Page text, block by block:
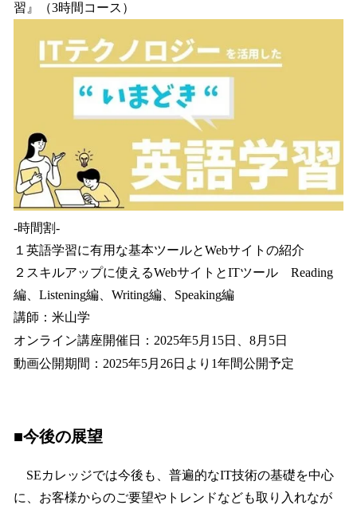
習』（3時間コース）
-時間割-
１英語学習に有用な基本ツールとWebサイトの紹介
２スキルアップに使えるWebサイトとITツール Reading
編、Listening編、Writing編、Speaking編
講師：米山学
オンライン講座開催日：2025年5月15日、8月5日
動画公開期間：2025年5月26日より1年間公開予定
■今後の展望
SEカレッジでは今後も、普遍的なIT技術の基礎を中心
に、お客様からのご要望やトレンドなども取り入れなが